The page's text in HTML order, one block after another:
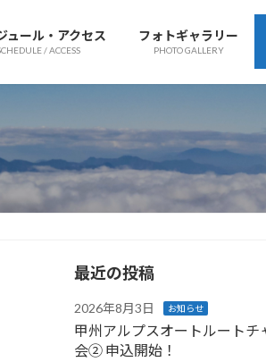
ュール・アクセス
/ ACCESS
フォトギャラリー
PHOTO GALLERY
最近の投稿
2026年8月3日 お知らせ
甲州アルプスオートルートチ
会② 申込開始！